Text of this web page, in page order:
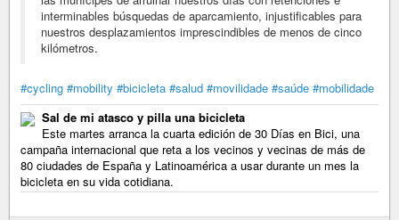
interminables búsquedas de aparcamiento, injustificables para
nuestros desplazamientos imprescindibles de menos de cinco
kilómetros.
#cycling #mobility #bicicleta #salud #movilidade #saúde #mobilidade
Sal de mi atasco y pilla una bicicleta
Este martes arranca la cuarta edición de 30 Días en Bici, una
campaña internacional que reta a los vecinos y vecinas de más de
80 ciudades de España y Latinoamérica a usar durante un mes la
bicicleta en su vida cotidiana.